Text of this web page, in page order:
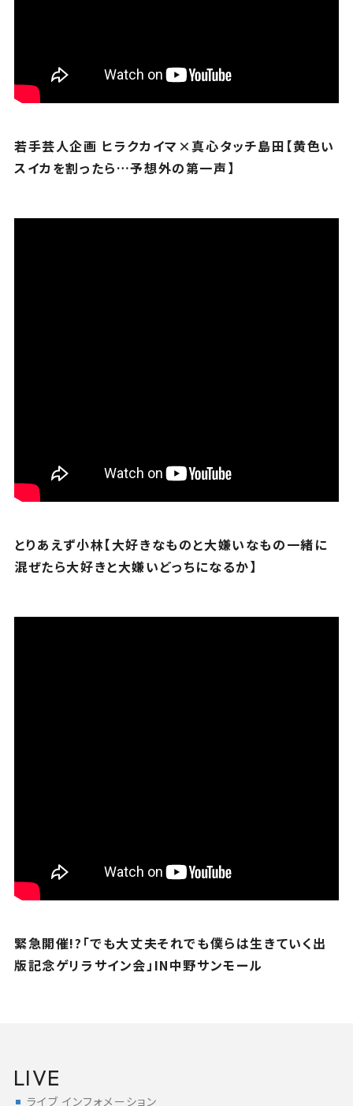
若手芸人企画 ヒラクカイマ×真心タッチ島田【黄色い
スイカを割ったら…予想外の第一声】
とりあえず小林【大好きなものと大嫌いなもの一緒に
混ぜたら大好きと大嫌いどっちになるか】
緊急開催!?「でも大丈夫それでも僕らは生きていく出
版記念ゲリラサイン会」IN中野サンモール
LIVE
ライブ インフォメーション